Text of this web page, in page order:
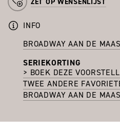
INFO
BROADWAY AAN DE MAAS
SERIEKORTING
> BOEK DEZE
TWEE ANDERE
BROADWAY AAN DE MAAS